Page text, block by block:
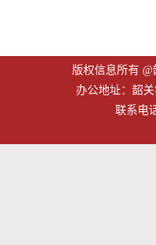
版权信息所有
办公地址：韶
联系电